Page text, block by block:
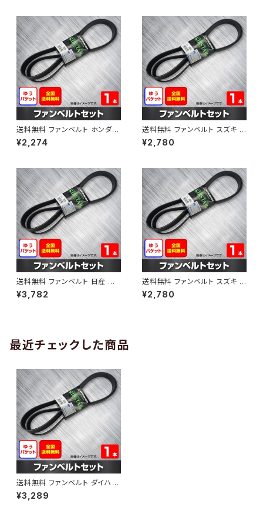
送料無料 ファンベルト ホンダ フ
ィット 型式GE6 H19.10～H25.
09 （国内トップメーカー） 1本 H
¥2,274
送料無料 ファンベルト スズキ ス
ペーシア 型式MK32S H25.03
～H30.02 （国内トップメーカ
¥2,780
送料無料 ファンベルト 日産 キ
ューブ 型式Z12 H20.11～H24.
10 （国内トップメーカー） 1本 H
¥3,782
送料無料 ファンベルト スズキ ワ
ゴンR 型式MH34S H24.09～
H29.02 （国内トップメーカー）
¥2,780
最近チェックした商品
送料無料 ファンベルト ダイハツ
ブーン 型式M301S H16.05～
H22.02 （国内トップメーカー） 1
¥3,289